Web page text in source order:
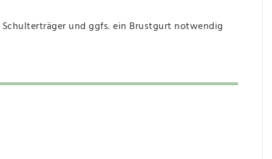
und ggfs. ein Brustgurt notwendig